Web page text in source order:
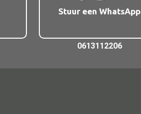
Stuur een WhatsApp
0613112206